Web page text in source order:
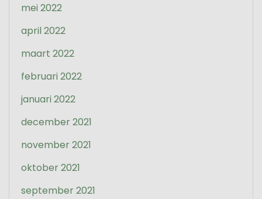
mei 2022
april 2022
maart 2022
februari 2022
januari 2022
december 2021
november 2021
oktober 2021
september 2021